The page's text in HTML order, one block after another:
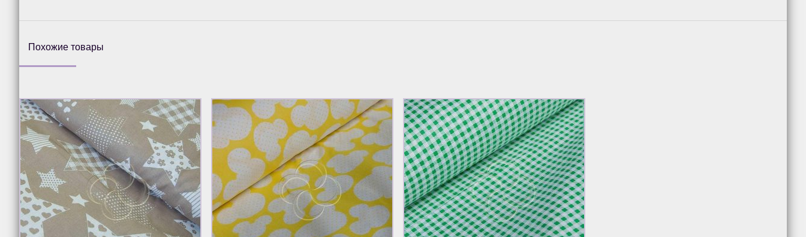
Похожие товары